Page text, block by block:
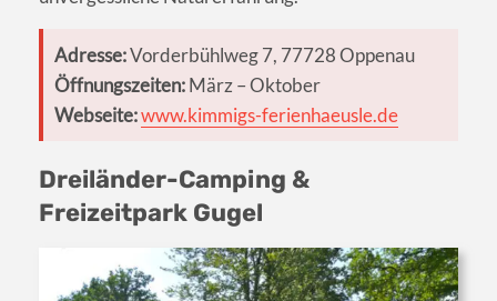
Adresse:Vorderbühlweg 7, 77728 Oppenau
Öffnungszeiten:März – Oktober
Webseite:www.kimmigs-ferienhaeusle.de
Dreiländer-Camping &
Freizeitpark Gugel